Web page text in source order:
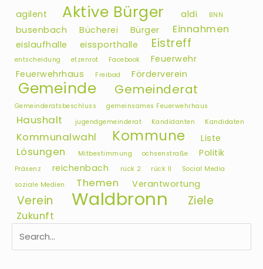
agilent Aktive Bürger aldi BNN
busenbach Bücherei Bürger Einnahmen
eislaufhalle eissporthalle Eistreff
entscheidung etzenrot Facebook
Feuerwehr
Feuerwehrhaus
Freibad Förderverein
Gemeinde Gemeinderat
Gemeinderatsbeschluss gemeinsames Feuerwehrhaus
Haushalt jugendgemeinderat Kandidanten Kandidaten
Kommunalwahl Kommune Liste
Lösungen Mitbestimmung ochsenstraße Politik
Präsenz reichenbach rück 2 rück II
Social Media
soziale Medien
Themen Verantwortung
Verein Waldbronn Ziele
Zukunft